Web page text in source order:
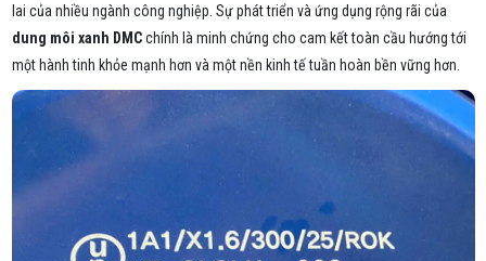
lai của nhiều ngành công nghiệp. Sự phát triển và ứng dụng rộng rãi của
dung môi xanh DMCchính là minh chứng cho cam kết toàn cầu hướng tới
một hành tinh khỏe mạnh hơn và một nền kinh tế tuần hoàn bền vững hơn.